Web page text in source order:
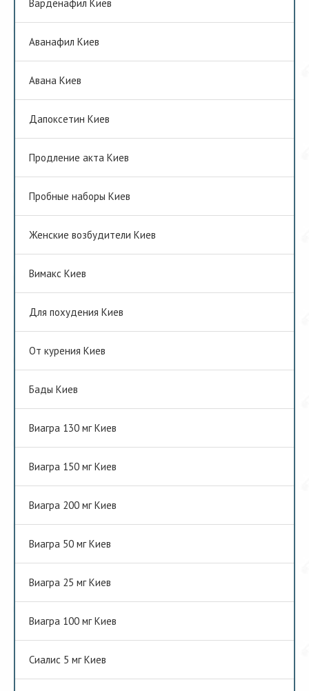
Варденафил Киев
Аванафил Киев
Авана Киев
Дапоксетин Киев
Продление акта Киев
Пробные наборы Киев
Женские возбудители Киев
Вимакс Киев
Для похудения Киев
От курения Киев
Бады Киев
Виагра 130 мг Киев
Виагра 150 мг Киев
Виагра 200 мг Киев
Виагра 50 мг Киев
Виагра 25 мг Киев
Виагра 100 мг Киев
Сиалис 5 мг Киев